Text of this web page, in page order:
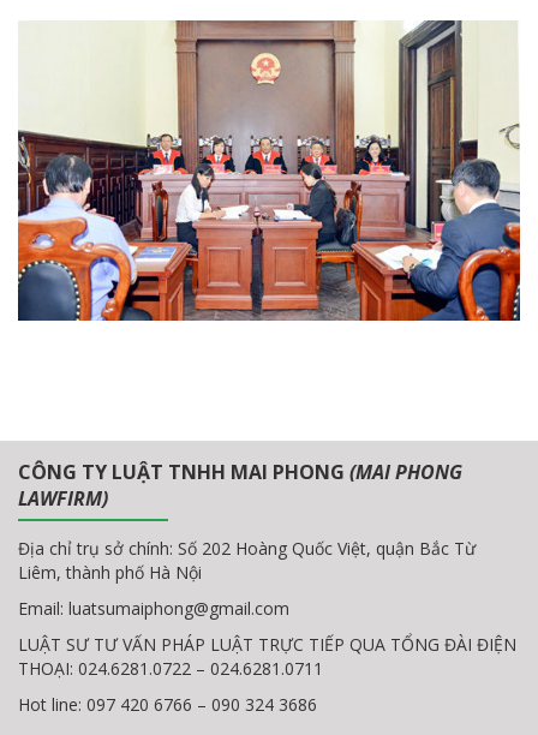
CÔNG TY LUẬT TNHH MAI PHONG (MAI PHONG
LAWFIRM)
Địa chỉ trụ sở chính: Số 202 Hoàng Quốc Việt, quận Bắc Từ
Liêm, thành phố Hà Nội
Email: luatsumaiphong@gmail.com
LUẬT SƯ TƯ VẤN PHÁP LUẬT TRỰC TIẾP QUA TỔNG ĐÀI ĐIỆN
THOẠI: 024.6281.0722 – 024.6281.0711
Hot line: 097 420 6766 – 090 324 3686